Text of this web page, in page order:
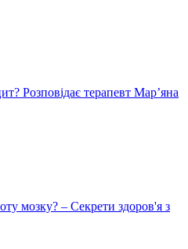
Розповідає терапевт Мар’яна
мозку? – Секрети здоров'я з